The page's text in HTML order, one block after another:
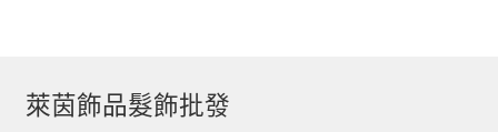
萊茵飾品髮飾批發